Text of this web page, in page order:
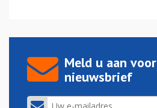
Meld u aan
nieuwsbrief